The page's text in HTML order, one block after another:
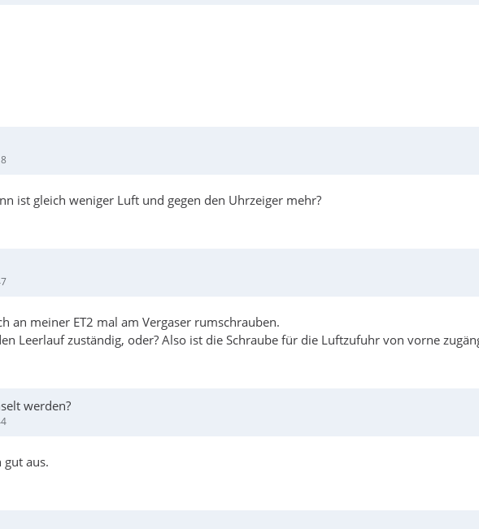
ist gleich weniger Luft und gegen den Uhrzeiger mehr?
an meiner ET2 mal am Vergaser rumschrauben.
Leerlauf zuständig, oder? Also ist die Schraube für die Luftzufuhr von vorne
werden?
aus.